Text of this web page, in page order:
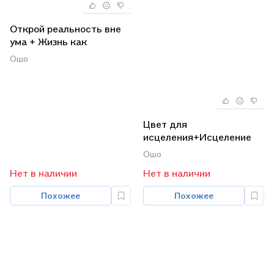
Открой реальность вне
ума + Жизнь как
творчество + Мысль
Ошо
Нет в наличии
Похожее
Цвет для
исцеления+Исцеление
от травм+Исцеление
книг)
Ошо
Нет в наличии
Похожее